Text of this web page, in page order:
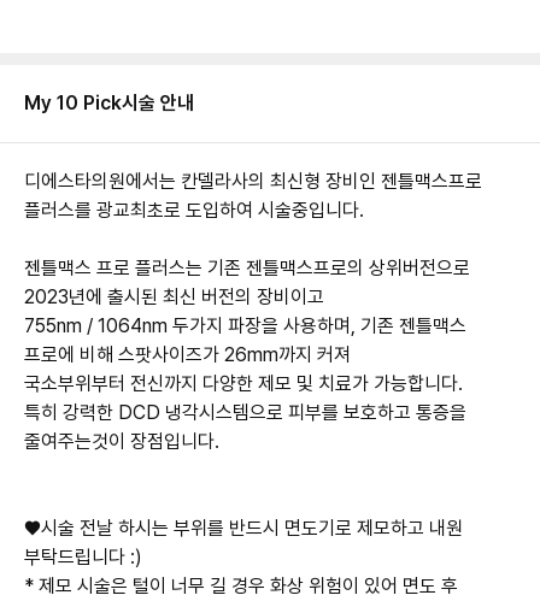
My 10 Pick시술 안내
디에스타의원에서는 칸델라사의 최신형 장비인 젠틀맥스프로
플러스를 광교최초로 도입하여 시술중입니다.
젠틀맥스 프로 플러스는 기존 젠틀맥스프로의 상위버전으로
2023년에 출시된 최신 버전의 장비이고
755nm / 1064nm 두가지 파장을 사용하며, 기존 젠틀맥스
프로에 비해 스팟사이즈가 26mm까지 커져
국소부위부터 전신까지 다양한 제모 및 치료가 가능합니다.
특히 강력한 DCD 냉각시스템으로 피부를 보호하고 통증을
줄여주는것이 장점입니다.
♥시술 전날 하시는 부위를 반드시 면도기로 제모하고 내원
부탁드립니다 :)
* 제모 시술은 털이 너무 길 경우 화상 위험이 있어 면도 후